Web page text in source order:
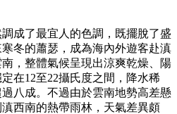
成了最宜人的色調，既擺脫了盛
冬的蕭瑟，成為海內外遊客赴滇
，整體氣候呈現出涼爽乾燥、陽
在12至22攝氏度之間，降水稀
八成。不過由於雲南地勢高差懸
西南的熱帶雨林，天氣差異頗